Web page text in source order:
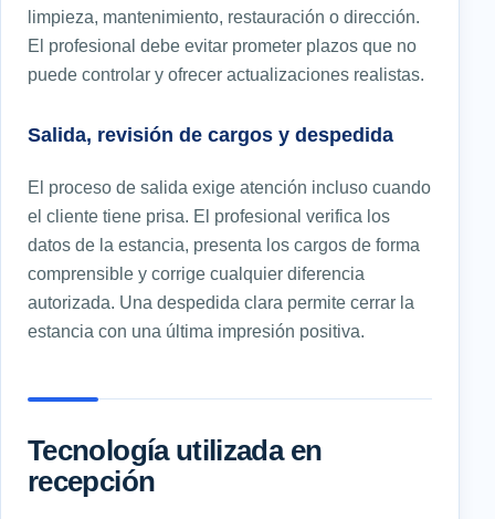
limpieza, mantenimiento, restauración o dirección.
El profesional debe evitar prometer plazos que no
puede controlar y ofrecer actualizaciones realistas.
Salida, revisión de cargos y despedida
El proceso de salida exige atención incluso cuando
el cliente tiene prisa. El profesional verifica los
datos de la estancia, presenta los cargos de forma
comprensible y corrige cualquier diferencia
autorizada. Una despedida clara permite cerrar la
estancia con una última impresión positiva.
Tecnología utilizada en
recepción